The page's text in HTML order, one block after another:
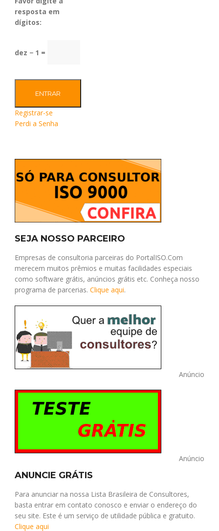
resposta em
dígitos:
dez − 1 =
ENTRAR
Registrar-se
Perdi a Senha
SEJA NOSSO PARCEIRO
Empresas de consultoria parceiras do PortalISO.Com
merecem muitos prêmios e muitas facilidades especiais
como software grátis, anúncios grátis etc. Conheça nosso
programa de parcerias. Clique aqui.
Anúncio
Anúncio
ANUNCIE GRÁTIS
Para anunciar na nossa Lista Brasileira de Consultores,
basta entrar em contato conosco e enviar o endereço do
seu site. Este é um serviço de utilidade pública e gratuito.
Clique aqui